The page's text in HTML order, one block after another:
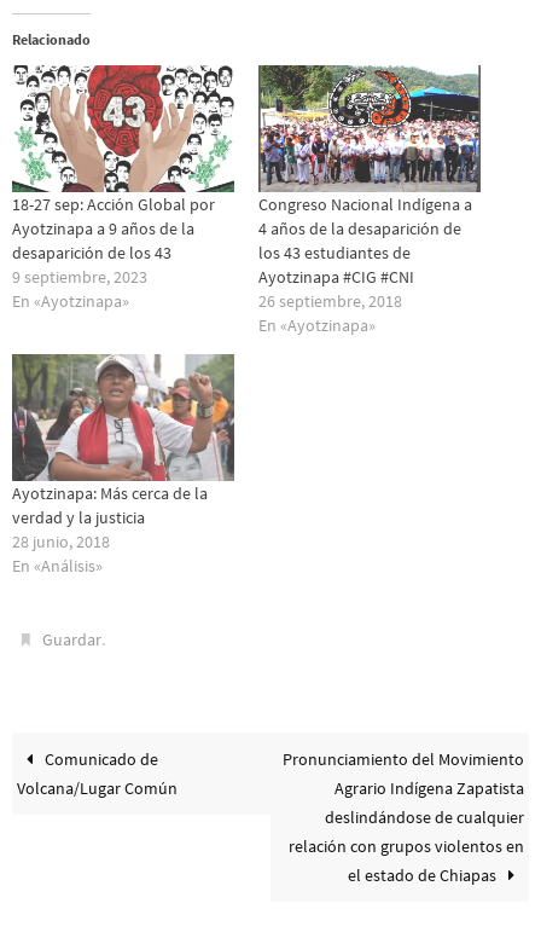
Relacionado
18-27 sep: Acción Global por
Ayotzinapa a 9 años de la
desaparición de los 43
9 septiembre, 2023
En «Ayotzinapa»
Congreso Nacional Indígena a
4 años de la desaparición de
los 43 estudiantes de
Ayotzinapa #CIG #CNI
26 septiembre, 2018
En «Ayotzinapa»
Ayotzinapa: Más cerca de la
verdad y la justicia
28 junio, 2018
En «Análisis»
Guardar.
Comunicado de
Volcana/Lugar Común
Pronunciamiento del Movimiento
Agrario Indígena Zapatista
deslindándose de cualquier
relación con grupos violentos en
el estado de Chiapas